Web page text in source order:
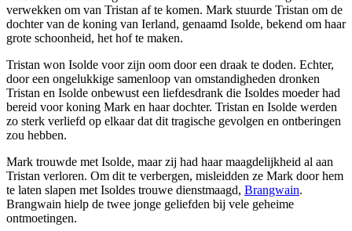
verwekken om van Tristan af te komen. Mark stuurde Tristan om de
dochter van de koning van Ierland, genaamd Isolde, bekend om haar
grote schoonheid, het hof te maken.
Tristan won Isolde voor zijn oom door een draak te doden. Echter,
door een ongelukkige samenloop van omstandigheden dronken
Tristan en Isolde onbewust een liefdesdrank die Isoldes moeder had
bereid voor koning Mark en haar dochter. Tristan en Isolde werden
zo sterk verliefd op elkaar dat dit tragische gevolgen en ontberingen
zou hebben.
Mark trouwde met Isolde, maar zij had haar maagdelijkheid al aan
Tristan verloren. Om dit te verbergen, misleidden ze Mark door hem
te laten slapen met Isoldes trouwe dienstmaagd, Brangwain.
Brangwain hielp de twee jonge geliefden bij vele geheime
ontmoetingen.